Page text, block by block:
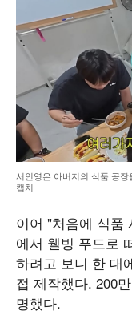
서인영은 아버지의 식품 공
캡처
이어 "처음에 식품
에서 웰빙 푸드로
하려고 보니 한 대
접 제작했다. 200
명했다.